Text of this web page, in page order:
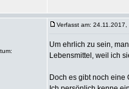
Verfasst am: 24.11.2017,
Um ehrlich zu sein,
Lebensmittel, weil ich
Doch es gibt noch eine